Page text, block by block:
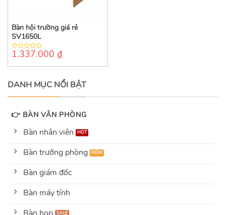
Bàn hội trường giá rẻ
SV1650L
0
of
1.337.000 ₫
DANH MỤC NỔI BẬT
👉 BÀN VĂN PHÒNG
Bàn nhân viên
Bàn trưởng phòng
Bàn giám đốc
Bàn máy tính